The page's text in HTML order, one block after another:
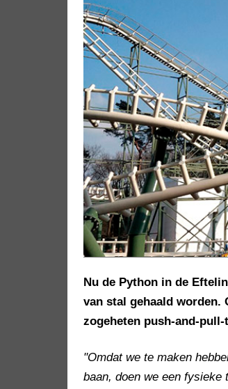
Nu de Python in de
van stal gehaald worden.
zogeheten push-and-pull-
"Omdat we te maken
baan, doen we een fysieke